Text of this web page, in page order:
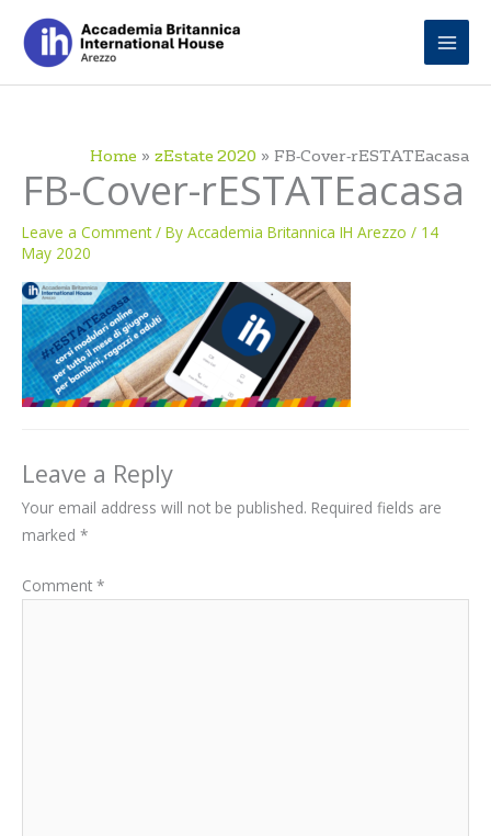
content
Home zEstate 2020 FB-Cover-rESTATEacasa
FB-Cover-rESTATEacasa
Leave a Comment / By Accademia Britannica IH Arezzo / 14
May 2020
Leave a Reply
Your email address will not be published. Required fields are
marked *
Comment *